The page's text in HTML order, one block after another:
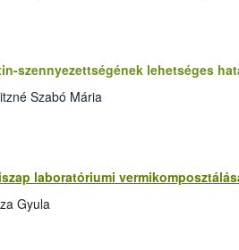
szennyezettségének lehetséges
Szabó Mária
laboratóriumi
Gyula